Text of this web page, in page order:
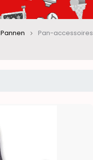
Pannen Pan-accessoires